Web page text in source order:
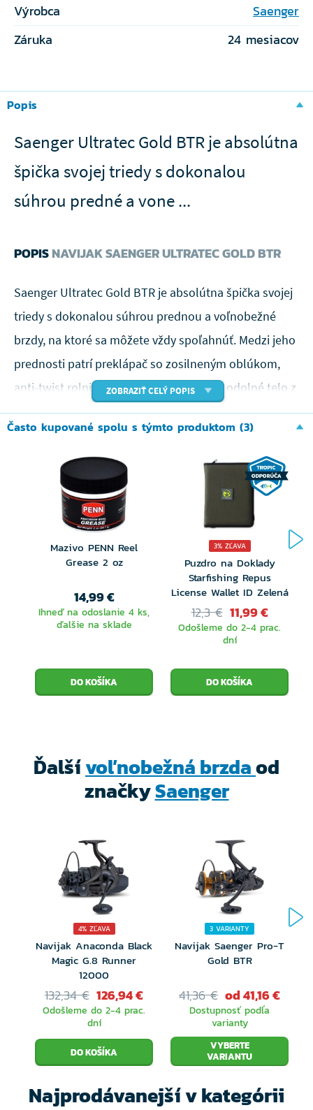
Výrobca
Saenger
Záruka
24 mesiacov
Popis
Saenger Ultratec Gold BTR je absolútna
špička svojej triedy s dokonalou
súhrou predné a vone ...
POPISNAVIJAK SAENGER ULTRATEC GOLD BTR
Saenger Ultratec Gold BTR je absolútna špička svojej
triedy s dokonalou súhrou prednou a voľnobežné
brzdy, na ktoré sa môžete vždy spoľahnúť. Medzi jeho
prednosti patrí preklápač so zosilneným oblúkom,
anti-twist rolnička proti krúteniu vlasca, odolné telo z
uhlíkovej zmesi, sedem kvalitných guľôčkových ložísk,
jedno jednocestné valčekové ložisko pre okamžité
zastavenie spätného chodu, počítačovo vyvážený
rotor pre perfektné ukladanie vlasca a hladký tichý
Vďaka systému predné a voľnobežné brzdy si
zdolávaní vždy maximálne užijete. Tento skvelý
navijak uspokojí vďaka svojim veľkostiam cievky
všetkých milovníkov rybolovu. Vhodný pre takmer
každú rybolovnú techniku, preto je jeho využitie
Menšie modely sú vďaka rýchlemu prevodu vhodné
7 kvalitných guľôčkových ložísk
1 jednocestné valcové ložisko pre okamžité
telo z odolnej uhlíkovej zmesi
zosilnený oblúk preklápača
Anti-twist rolnička
počítačovo vyvážený rotor pre perfektné
ukladanie vlasca
CNC obrábaná kľučka
predné a voľnobežná brzda
ZOBRAZIŤ CELÝ POPIS
Často kupované spolu s týmto produktom (3)
Mazivo PENN Reel
Grease 2 oz
14,99 €
Ihneď na odoslanie 4 ks,
ďalšie na sklade
3% ZĽAVA
Puzdro na Doklady
Starfishing Repus
License Wallet ID Zelená
12,3 € 11,99 €
Odošleme do 2-4 prac.
dní
Ďalšívoľnobežná brzdaod
značkySaenger
4% ZĽAVA
Navijak Anaconda Black
Magic G.8 Runner
12000
132,34 € 126,94 €
Odošleme do 2-4 prac.
dní
3 VARIANTY
Navijak Saenger Pro-T
Gold BTR
41,36 € od 41,16 €
Dostupnosť podľa
varianty
VYBERTE
VARIANTU
Najprodávanejší v kategórii